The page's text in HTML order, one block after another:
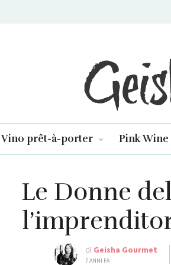
Vino prêt-à-porter Pink Wine
Le Donne
di Geisha Gourmet
7 ANNI FA